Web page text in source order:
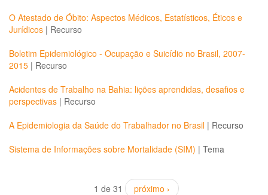
O Atestado de Óbito: Aspectos Médicos, Estatísticos, Éticos e
Jurídicos | Recurso
Boletim Epidemiológico - Ocupação e Suicídio no Brasil, 2007-
2015 | Recurso
Acidentes de Trabalho na Bahia: lições aprendidas, desafios e
perspectivas | Recurso
A Epidemiologia da Saúde do Trabalhador no Brasil | Recurso
Sistema de Informações sobre Mortalidade (SIM) | Tema
1 de 31 próximo ›